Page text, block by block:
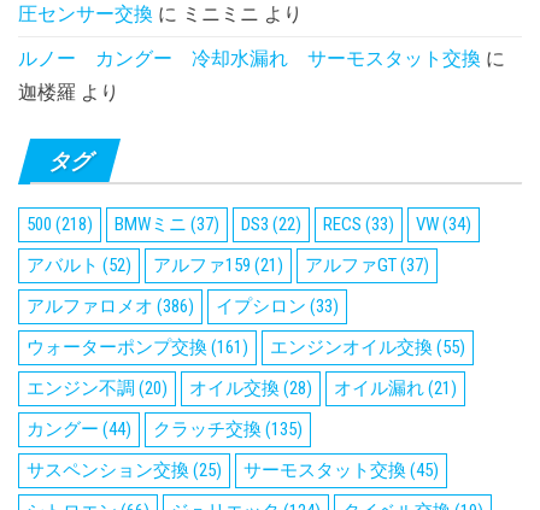
圧センサー交換 に ミニミニ より
ルノー カングー 冷却水漏れ サーモスタット交換 に
迦楼羅 より
タグ
500 (218) BMWミニ (37) DS3 (22) RECS (33) VW(34)
アバルト (52) アルファ159 (21) アルファGT(37)
アルファロメオ (386) イプシロン (33)
ウォーターポンプ交換(161) エンジンオイル交換(55)
エンジン不調 (20) オイル交換(28) オイル漏れ(21)
カングー (44) クラッチ交換(135)
サスペンション交換(25) サーモスタット交換(45)